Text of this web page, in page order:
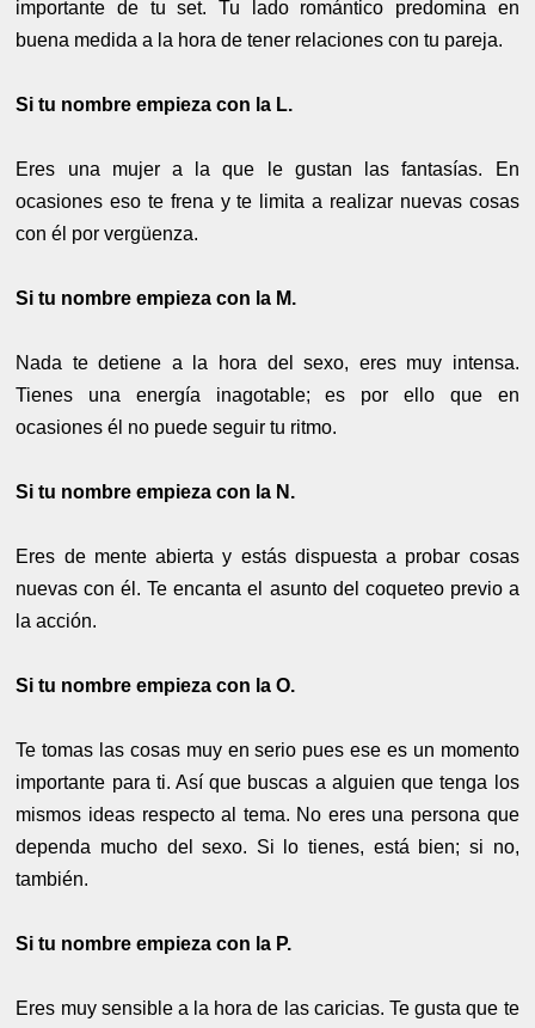
importante de tu set. Tu lado romántico predomina en
buena medida a la hora de tener relaciones con tu pareja.
Si tu nombre empieza con la L.
Eres una mujer a la que le gustan las fantasías. En
ocasiones eso te frena y te limita a realizar nuevas cosas
con él por vergüenza.
Si tu nombre empieza con la M.
Nada te detiene a la hora del sexo, eres muy intensa.
Tienes una energía inagotable; es por ello que en
ocasiones él no puede seguir tu ritmo.
Si tu nombre empieza con la N.
Eres de mente abierta y estás dispuesta a probar cosas
nuevas con él. Te encanta el asunto del coqueteo previo a
la acción.
Si tu nombre empieza con la O.
Te tomas las cosas muy en serio pues ese es un momento
importante para ti. Así que buscas a alguien que tenga los
mismos ideas respecto al tema. No eres una persona que
dependa mucho del sexo. Si lo tienes, está bien; si no,
también.
Si tu nombre empieza con la P.
Eres muy sensible a la hora de las caricias. Te gusta que te